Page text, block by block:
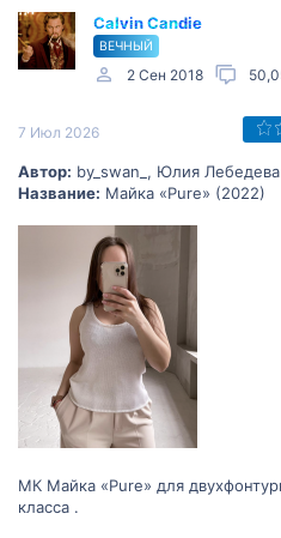
Calvin Candie
ВЕЧНЫЙ
2 Сен 2018
7 Июл 2026
Автор: by_swan_, Юлия Лебедева
Название: Майка «Pure» (2022)
МК Майка «Pure» для
класса .